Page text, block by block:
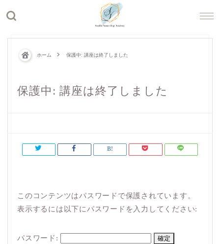
ホーム 保護中: 講座は終了しました
保護中: 講座は終了しました
このコンテンツはパスワードで保護されています。
表示するには以下にパスワードを入力してください:
パスワード: